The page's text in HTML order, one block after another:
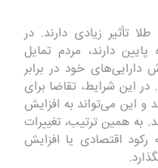
تأثیر زیادی دارند. در
دارند، مردم تمایل
دارایی‌های خود در برابر
این شرایط، تقاضا برای
و این می‌تواند به افزایش
همین ترتیب، تغییرات
اقتصادی یا افزایش